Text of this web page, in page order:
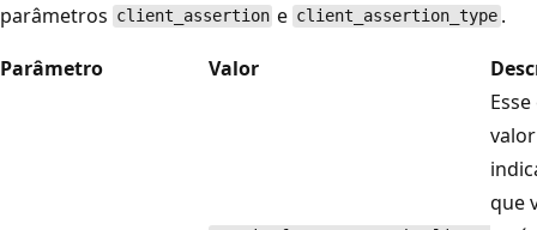
parâmetros client_assertion e client_assertion_type .
Parâmetro
Valor
que